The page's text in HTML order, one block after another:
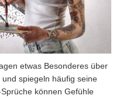
etwas Besonderes über
spiegeln häufig seine
können Gefühle